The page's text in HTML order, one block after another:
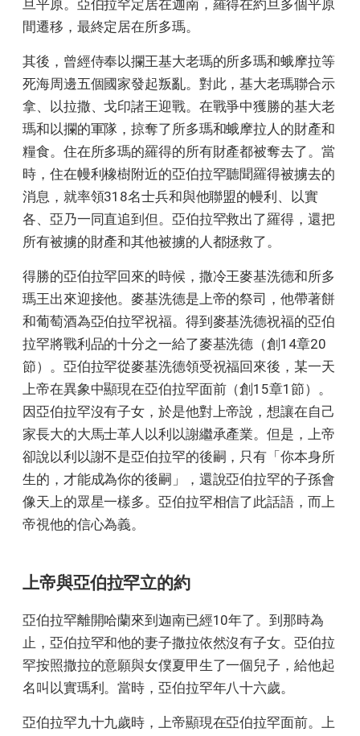
旦平原。亞伯拉罕定居在迦南，羅得在約旦多個平原
間遷移，最終定居在所多瑪。
其後，曾經侍奉以攔王基大老瑪的所多瑪和蛾摩拉等
死海周邊五個國家發起叛亂。對此，基大老瑪聯合示
拿、以拉撒、戈印諸王迎戰。在戰爭中獲勝的基大老
瑪和以攔的軍隊，掠奪了所多瑪和蛾摩拉人的財產和
糧食。住在所多瑪的羅得的所有財產都被奪去了。當
時，住在幔利橡樹附近的亞伯拉罕聽聞羅得被擄去的
消息，就率領318名士兵和與他聯盟的幔利、以實
各、亞乃一同直追到但。亞伯拉罕救出了羅得，還把
所有被擄的財產和其他被擄的人都拯救了。
得勝的亞伯拉罕回來的時候，撒冷王麥基洗德和所多
瑪王出來迎接他。麥基洗德是上帝的祭司，他帶著餅
和葡萄酒為亞伯拉罕祝福。得到麥基洗德祝福的亞伯
拉罕將戰利品的十分之一給了麥基洗德（創14章20
節）。亞伯拉罕從麥基洗德領受祝福回來後，某一天
上帝在異象中顯現在亞伯拉罕面前（創15章1節）。
因亞伯拉罕沒有子女，於是他對上帝說，想讓在自己
家長大的大馬士革人以利以謝繼承產業。但是，上帝
卻說以利以謝不是亞伯拉罕的後嗣，只有「你本身所
生的，才能成為你的後嗣」，還說亞伯拉罕的子孫會
像天上的眾星一樣多。亞伯拉罕相信了此話語，而上
帝視他的信心為義。
上帝與亞伯拉罕立的約
亞伯拉罕離開哈蘭來到迦南已經10年了。到那時為
止，亞伯拉罕和他的妻子撒拉依然沒有子女。亞伯拉
罕按照撒拉的意願與女僕夏甲生了一個兒子，給他起
名叫以實瑪利。當時，亞伯拉罕年八十六歲。
亞伯拉罕九十九歲時，上帝顯現在亞伯拉罕面前。上